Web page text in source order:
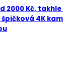
2000 Kč,
špičková 4K